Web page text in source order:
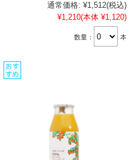
通常価格: ¥1,512(税込)
¥1,210(本体 ¥1,120)
数量： 本